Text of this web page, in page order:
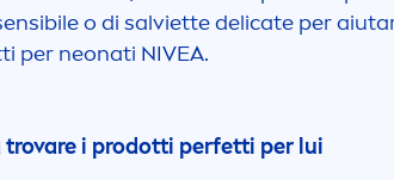
o di salviette delicate per
per neonati NIVEA.
i prodotti perfetti per lui